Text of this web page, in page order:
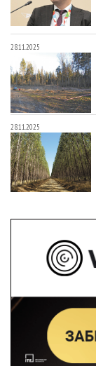
28.11.2025
28.11.2025